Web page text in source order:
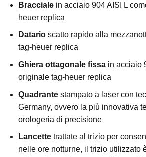
Braccialein acciaio 904 AISI L
heuer replica
Datario scatto rapido alla
tag-heuer replica
Ghiera ottagonale fissain acciaio
originale tag-heuer replica
Quadrantestampato a laser con
Germany, ovvero la più innovativa
orologeria di precisione
Lancettetrattate al trizio per
nelle ore notturne, il trizio utilizzato